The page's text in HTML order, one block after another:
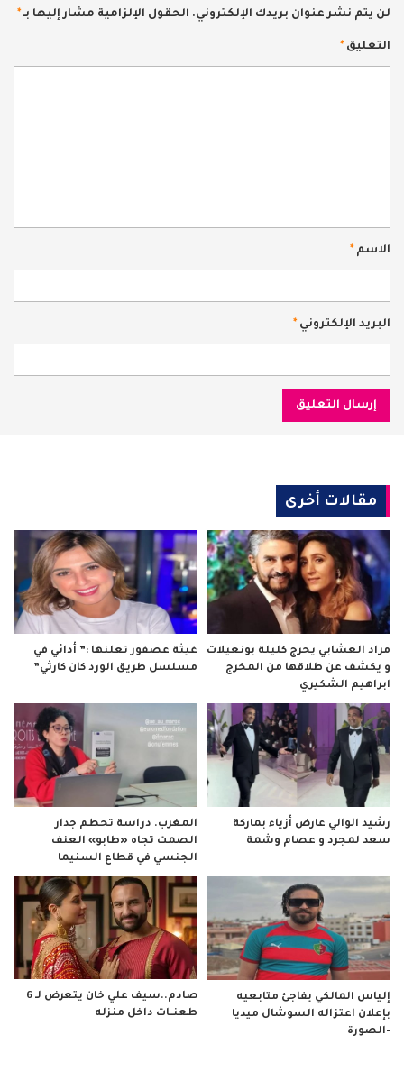
لن يتم نشر عنوان بريدك الإلكتروني. الحقول الإلزامية مشار إليها بـ *
التعليق *
الاسم *
البريد الإلكتروني *
مقالات أخرى
مراد العشابي يحرج كليلة بونعيلات
و يكشف عن طلاقها من المخرج
ابراهيم الشكيري
غيثة عصفور تعلنها :” أدائي في
مسلسل طريق الورد كان كارثي”
رشيد الوالي عارض أزياء بماركة
سعد لمجرد و عصام وشمة
المغرب. دراسة تحطم جدار
الصمت تجاه «طابو» العنف
الجنسي في قطاع السنيما
إلياس المالكي يفاجئ متابعيه
بإعلان اعتزاله السوشال ميديا
-الصورة
صادم..سيف علي خان يتعرض لـ 6
طعنــات داخل منزله